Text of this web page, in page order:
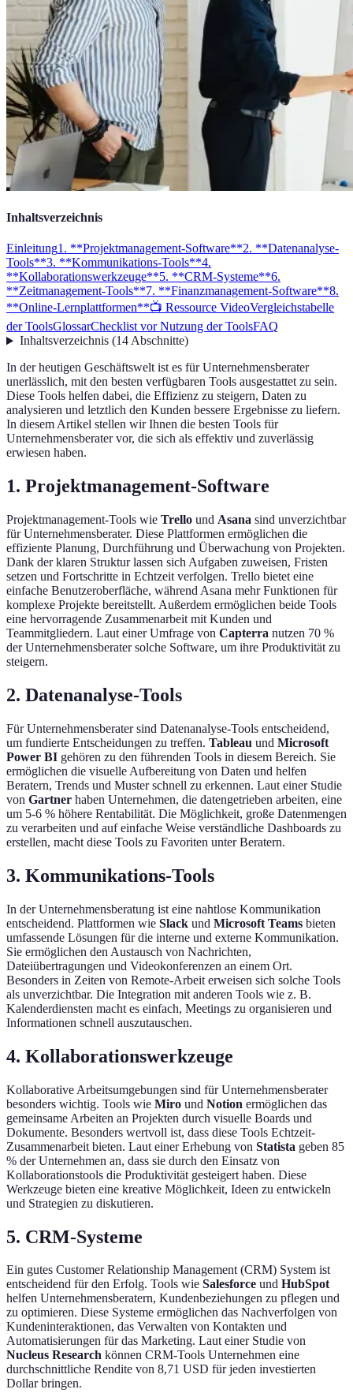
Inhaltsverzeichnis
Einleitung1. **Projektmanagement-Software**2. **Datenanalyse-
Tools**3. **Kommunikations-Tools**4.
**Kollaborationswerkzeuge**5. **CRM-Systeme**6.
**Zeitmanagement-Tools**7. **Finanzmanagement-Software**8.
**Online-Lernplattformen**📺 Ressource VideoVergleichstabelle
der ToolsGlossarChecklist vor Nutzung der ToolsFAQ
Inhaltsverzeichnis(14Abschnitte)
In der heutigen Geschäftswelt ist es für Unternehmensberater
unerlässlich, mit den besten verfügbaren Tools ausgestattet zu sein.
Diese Tools helfen dabei, die Effizienz zu steigern, Daten zu
analysieren und letztlich den Kunden bessere Ergebnisse zu liefern.
In diesem Artikel stellen wir Ihnen die besten Tools für
Unternehmensberater vor, die sich als effektiv und zuverlässig
erwiesen haben.
1. Projektmanagement-Software
Projektmanagement-Tools wie Trello und Asana sind unverzichtbar
für Unternehmensberater. Diese Plattformen ermöglichen die
effiziente Planung, Durchführung und Überwachung von Projekten.
Dank der klaren Struktur lassen sich Aufgaben zuweisen, Fristen
setzen und Fortschritte in Echtzeit verfolgen. Trello bietet eine
einfache Benutzeroberfläche, während Asana mehr Funktionen für
komplexe Projekte bereitstellt. Außerdem ermöglichen beide Tools
eine hervorragende Zusammenarbeit mit Kunden und
Teammitgliedern. Laut einer Umfrage von Capterra nutzen 70 %
der Unternehmensberater solche Software, um ihre Produktivität zu
steigern.
2. Datenanalyse-Tools
Für Unternehmensberater sind Datenanalyse-Tools entscheidend,
um fundierte Entscheidungen zu treffen. Tableau und Microsoft
Power BI gehören zu den führenden Tools in diesem Bereich. Sie
ermöglichen die visuelle Aufbereitung von Daten und helfen
Beratern, Trends und Muster schnell zu erkennen. Laut einer Studie
von Gartner haben Unternehmen, die datengetrieben arbeiten, eine
um 5-6 % höhere Rentabilität. Die Möglichkeit, große Datenmengen
zu verarbeiten und auf einfache Weise verständliche Dashboards zu
erstellen, macht diese Tools zu Favoriten unter Beratern.
3. Kommunikations-Tools
In der Unternehmensberatung ist eine nahtlose Kommunikation
entscheidend. Plattformen wie Slack und Microsoft Teams bieten
umfassende Lösungen für die interne und externe Kommunikation.
Sie ermöglichen den Austausch von Nachrichten,
Dateiübertragungen und Videokonferenzen an einem Ort.
Besonders in Zeiten von Remote-Arbeit erweisen sich solche Tools
als unverzichtbar. Die Integration mit anderen Tools wie z. B.
Kalenderdiensten macht es einfach, Meetings zu organisieren und
Informationen schnell auszutauschen.
4. Kollaborationswerkzeuge
Kollaborative Arbeitsumgebungen sind für Unternehmensberater
besonders wichtig. Tools wie Miro und Notion ermöglichen das
gemeinsame Arbeiten an Projekten durch visuelle Boards und
Dokumente. Besonders wertvoll ist, dass diese Tools Echtzeit-
Zusammenarbeit bieten. Laut einer Erhebung von Statista geben 85
% der Unternehmen an, dass sie durch den Einsatz von
Kollaborationstools die Produktivität gesteigert haben. Diese
Werkzeuge bieten eine kreative Möglichkeit, Ideen zu entwickeln
und Strategien zu diskutieren.
5. CRM-Systeme
Ein gutes Customer Relationship Management (CRM) System ist
entscheidend für den Erfolg. Tools wie Salesforce und HubSpot
helfen Unternehmensberatern, Kundenbeziehungen zu pflegen und
zu optimieren. Diese Systeme ermöglichen das Nachverfolgen von
Kundeninteraktionen, das Verwalten von Kontakten und
Automatisierungen für das Marketing. Laut einer Studie von
Nucleus Research können CRM-Tools Unternehmen eine
durchschnittliche Rendite von 8,71 USD für jeden investierten
Dollar bringen.